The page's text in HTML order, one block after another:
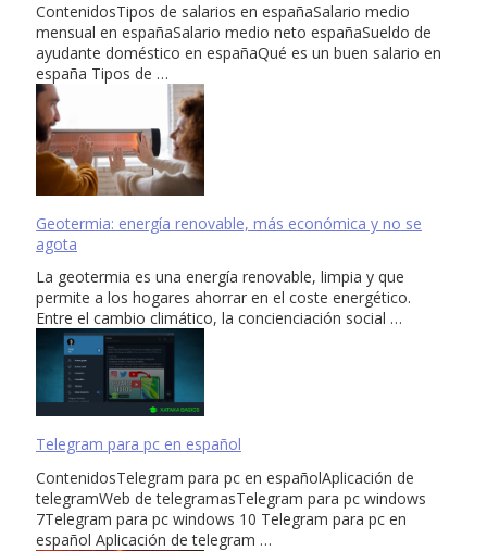
ContenidosTipos de salarios en españaSalario medio
mensual en españaSalario medio neto españaSueldo de
ayudante doméstico en españaQué es un buen salario en
españa Tipos de …
Geotermia: energía renovable, más económica y no se
agota
La geotermia es una energía renovable, limpia y que
permite a los hogares ahorrar en el coste energético.
Entre el cambio climático, la concienciación social …
Telegram para pc en español
ContenidosTelegram para pc en españolAplicación de
telegramWeb de telegramasTelegram para pc windows
7Telegram para pc windows 10 Telegram para pc en
español Aplicación de telegram …